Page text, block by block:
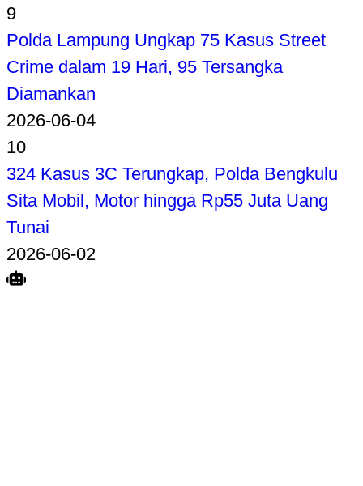
9
Polda Lampung Ungkap 75 Kasus Street
Crime dalam 19 Hari, 95 Tersangka
Diamankan
2026-06-04
10
324 Kasus 3C Terungkap, Polda Bengkulu
Sita Mobil, Motor hingga Rp55 Juta Uang
Tunai
2026-06-02